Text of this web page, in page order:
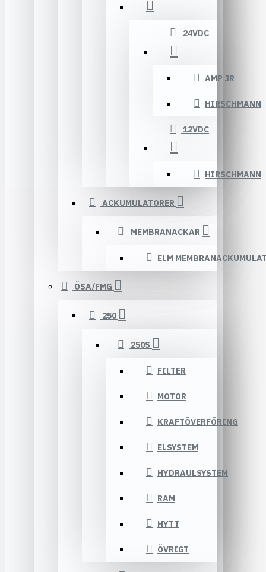
24VDC
AMP JR
HIRSCHMANN
12VDC
HIRSCHMANN
ACKUMULATORER
MEMBRANACKAR
ELM
ÖSA/FMG
250
250S
FILTER
MOTOR
KRAFTÖVERFÖRING
ELSYSTEM
HYDRAULSYSTEM
RAM
HYTT
ÖVRIGT